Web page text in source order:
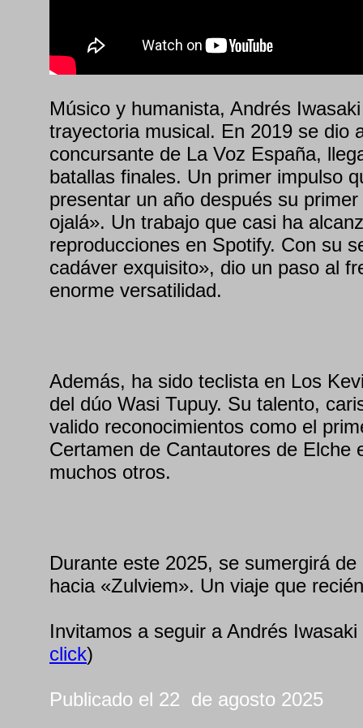
Músico y humanista, Andrés
trayectoria musical. En 2019 se dio
concursante de La Voz España,
batallas finales. Un primer impulso
presentar un año después su
ojalá». Un trabajo que casi ha
reproducciones en Spotify. Con su
cadáver exquisito», dio un paso al
enorme versatilidad.
Además, ha sido teclista en Los
del dúo Wasi Tupuy. Su talento,
valido reconocimientos como el
Certamen de Cantautores de Elche
muchos otros.
Durante este 2025, se sumergirá
hacia «Zulviem». Un viaje que
Invitamos a seguir a Andrés
click)
Publicado el 22 de agosto 2025